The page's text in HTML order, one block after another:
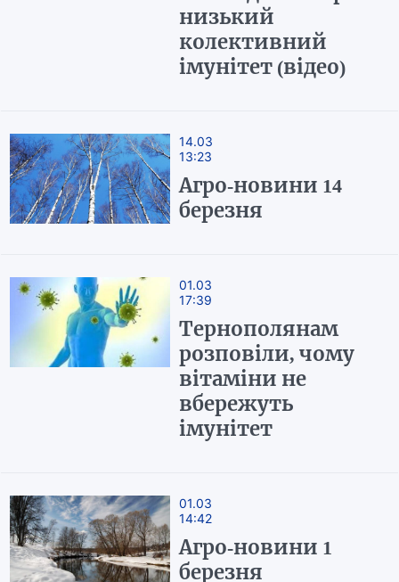
низький
колективний
імунітет (відео)
14.03
13:23
Агро-новини 14
березня
01.03
17:39
Тернополянам
розповіли, чому
вітаміни не
вбережуть
імунітет
01.03
14:42
Агро-новини 1
березня